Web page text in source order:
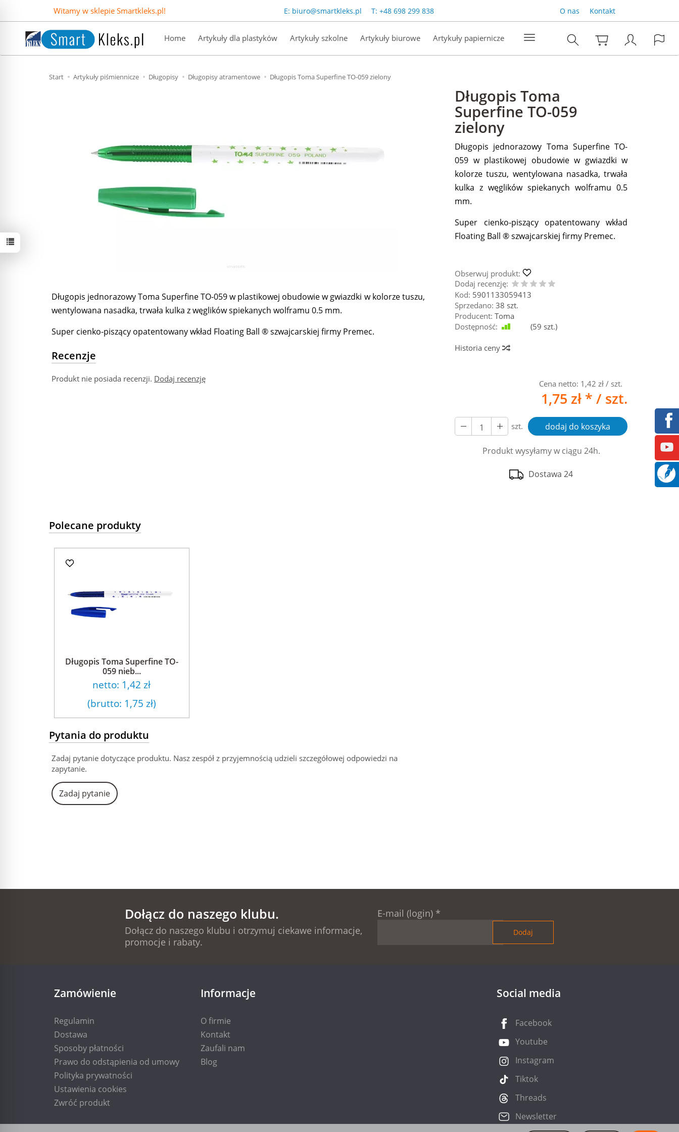
Witamy w sklepie Smartkleks.pl! E: biuro@smartkleks.pl T: +48 698 299 838 O nas Kontakt
Home Artykuły dla plastyków Artykuły szkolne Artykuły biurowe Artykuły papiernicze
Start Artykuły piśmiennicze Długopisy Długopisy atramentowe Długopis Toma Superfine TO-059 zielony
Długopis Toma
Superfine TO-059
zielony
Długopis jednorazowy Toma Superfine TO-
059 w plastikowej obudowie w gwiazdki w
kolorze tuszu, wentylowana nasadka, trwała
kulka z węglików spiekanych wolframu 0.5
mm.
Super cienko-piszący opatentowany wkład
Floating Ball ® szwajcarskiej firmy Premec.
Obserwuj produkt:
Dodaj recenzję:
Kod: 5901133059413
Sprzedano: 38 szt.
Producent: Toma
Dostępność:
(59 szt.)
Historia ceny
Cena netto: 1,42 zł / szt.
1,75 zł * / szt.
szt. dodaj do koszyka
Produkt wysyłamy w ciągu 24h.
Dostawa 24
Długopis jednorazowy Toma Superfine TO-059 w plastikowej obudowie w gwiazdki w kolorze tuszu,
wentylowana nasadka, trwała kulka z węglików spiekanych wolframu 0.5 mm.
Super cienko-piszący opatentowany wkład Floating Ball ® szwajcarskiej firmy Premec.
Recenzje
Produkt nie posiada recenzji. Dodaj recenzję
Polecane produkty
Długopis Toma Superfine TO-
059 nieb...
netto: 1,42 zł
(brutto: 1,75 zł)
Pytania do produktu
Zadaj pytanie dotyczące produktu. Nasz zespół z przyjemnością udzieli szczegółowej odpowiedzi na
zapytanie.
Zadaj pytanie
Dołącz do naszego klubu.
Dołącz do naszego klubu i otrzymuj ciekawe informacje,
promocje i rabaty.
E-mail (login) *
Zamówienie
Regulamin
Dostawa
Sposoby płatności
Prawo do odstąpienia od umowy
Polityka prywatności
Ustawienia cookies
Zwróć produkt
Informacje
O firmie
Kontakt
Zaufali nam
Blog
Social media
Facebook
Youtube
Instagram
Tiktok
Threads
Newsletter